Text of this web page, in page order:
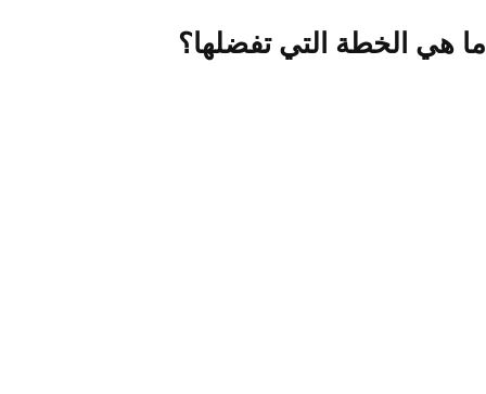
هي الخطة التي تفضلها؟